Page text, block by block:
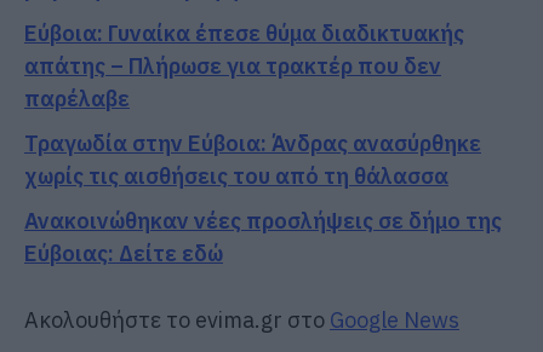
Εύβοια: Γυναίκα έπεσε θύμα διαδικτυακής
απάτης – Πλήρωσε για τρακτέρ που δεν
παρέλαβε
Τραγωδία στην Εύβοια: Άνδρας ανασύρθηκε
χωρίς τις αισθήσεις του από τη θάλασσα
Ανακοινώθηκαν νέες προσλήψεις σε δήμο της
Εύβοιας: Δείτε εδώ
Ακολουθήστε το evima.gr στο Google News